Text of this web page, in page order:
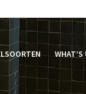
WHAT’S